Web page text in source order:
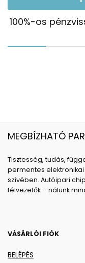
100%-os
MEGBÍZHATÓ
Tisztesség, tudás,
permentes
szívében. Autóipari
félvezetők – nálunk
VÁSÁRLÓI FIÓK
BELÉPÉS